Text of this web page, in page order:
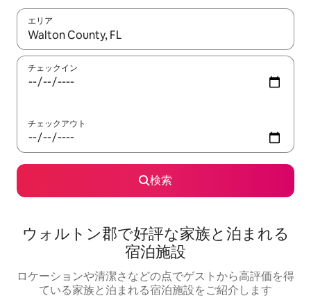
エリア
検索結果が表示されたら、上下の矢印キーを使って移動するか
チェックイン
チェックアウト
検索
ウォルトン郡で好評な家族と泊まれる
宿泊施設
ロケーションや清潔さなどの点でゲストから高評価を得
ている家族と泊まれる宿泊施設をご紹介します